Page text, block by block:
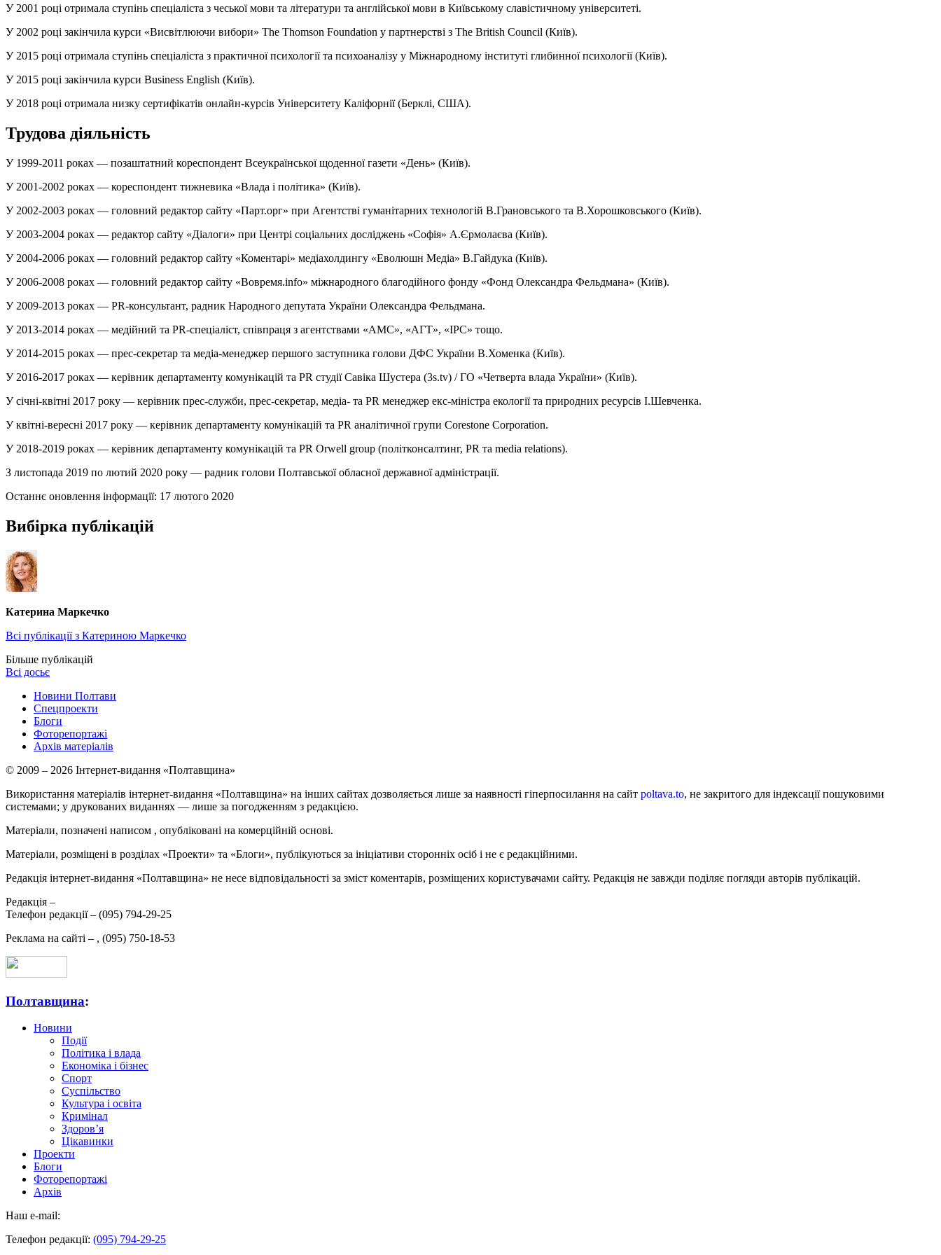
У 2001 році отримала ступінь спеціаліста з чеської мови та літератури та англійської мови в Київському славістичному університеті.
У 2002 році закінчила курси «Висвітлюючи вибори» The Thomson Foundation у партнерстві з The British Council (Київ).
У 2015 році отримала ступінь спеціаліста з практичної психології та психоаналізу у Міжнародному інституті глибинної психології (Київ).
У 2015 році закінчила курси Business English (Київ).
У 2018 році отримала низку сертифікатів онлайн-курсів Університету Каліфорнії (Берклі, США).
Трудова діяльність
У 1999-2011 роках — позаштатний кореспондент Всеукраїнської щоденної газети «День» (Київ).
У 2001-2002 роках — кореспондент тижневика «Влада і політика» (Київ).
У 2002-2003 роках — головний редактор сайту «Парт.орг» при Агентстві гуманітарних технологій В.Грановського та В.Хорошковського (Київ).
У 2003-2004 роках — редактор сайту «Діалоги» при Центрі соціальних досліджень «Софія» А.Єрмолаєва (Київ).
У 2004-2006 роках — головний редактор сайту «Коментарі» медіахолдингу «Еволюшн Медіа» В.Гайдука (Київ).
У 2006-2008 роках — головний редактор сайту «Вовремя.info» міжнародного благодійного фонду «Фонд Олександра Фельдмана» (Київ).
У 2009-2013 роках — PR-консультант, радник Народного депутата України Олександра Фельдмана.
У 2013-2014 роках — медійний та PR-спеціаліст, співпраця з агентствами «АМС», «АГТ», «ІРС» тощо.
У 2014-2015 роках — прес-секретар та медіа-менеджер першого заступника голови ДФС України В.Хоменка (Київ).
У 2016-2017 роках — керівник департаменту комунікацій та PR студії Савіка Шустера (3s.tv) / ГО «Четверта влада України» (Київ).
У січні-квітні 2017 року — керівник прес-служби, прес-секретар, медіа- та PR менеджер екс-міністра екології та природних ресурсів І.Шевченка.
У квітні-вересні 2017 року — керівник департаменту комунікацій та PR аналітичної групи Corestone Corporation.
У 2018-2019 роках — керівник департаменту комунікацій та PR Orwell group (політконсалтинг, PR та media relations).
З листопада 2019 по лютий 2020 року — радник голови Полтавської обласної державної адміністрації.
Останнє оновлення інформації: 17 лютого 2020
Вибірка публікацій
Катерина Маркечко
Всі публікації з Катериною Маркечко
Більше публікацій
Всі досьє
Новини Полтави
Спецпроекти
Блоги
Фоторепортажі
Архів матеріалів
© 2009 – 2026 Інтернет-видання «Полтавщина»
Використання матеріалів інтернет-видання «Полтавщина» на інших сайтах дозволяється лише за наявності гіперпосилання на сайт poltava.to, не закритого для індексації пошуковими
системами; у друкованих виданнях — лише за погодженням з редакцією.
Матеріали, позначені написом , опубліковані на комерційній основі.
Матеріали, розміщені в розділах «Проекти» та «Блоги», публікуються за ініціативи сторонніх осіб і не є редакційними.
Редакція інтернет-видання «Полтавщина» не несе відповідальності за зміст коментарів, розміщених користувачами сайту. Редакція не завжди поділяє погляди авторів публікацій.
Редакція –
Телефон редакції – (095) 794-29-25
Реклама на сайті – , (095) 750-18-53
Полтавщина:
Новини
Події
Політика і влада
Економіка і бізнес
Спорт
Суспільство
Культура і освіта
Кримінал
Здоров’я
Цікавинки
Проекти
Блоги
Фоторепортажі
Архів
Наш e-mail:
Телефон редакції: (095) 794-29-25